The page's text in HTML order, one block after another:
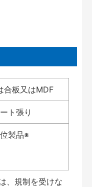
合板又はMDF
ト張り
製品※
、規制を受けな